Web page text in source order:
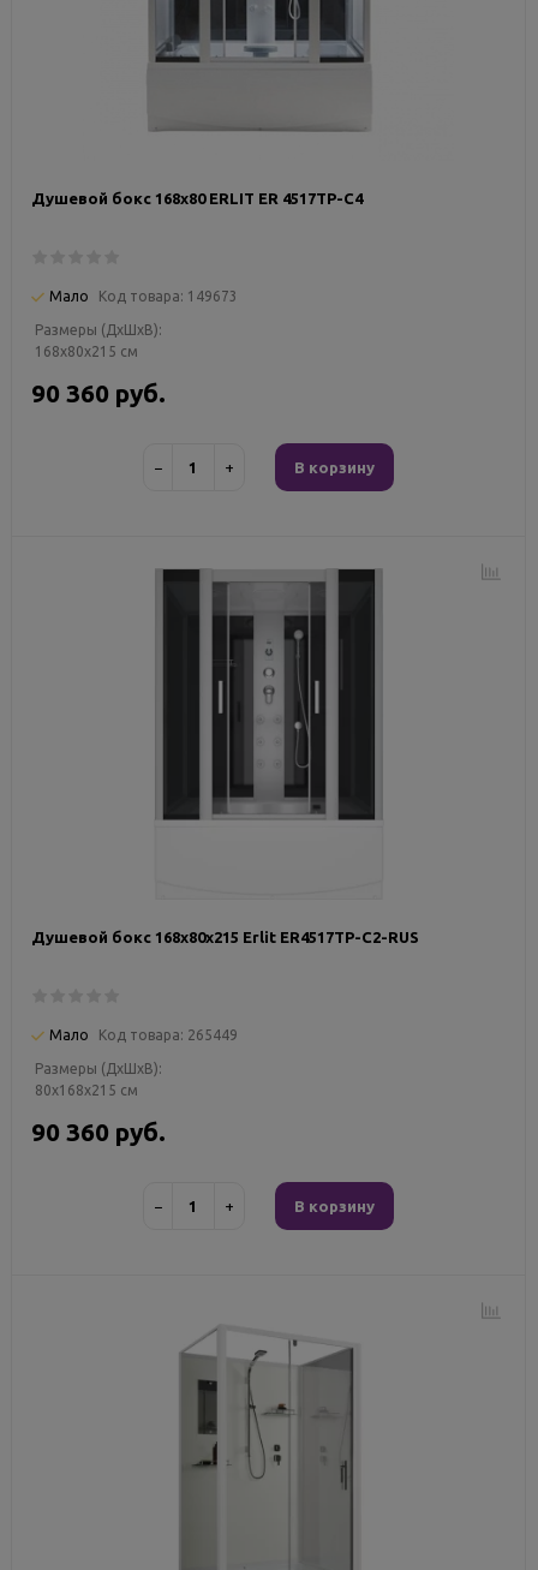
Душевой бокс 168х80 ERLIT ER 4517TP-C4
Мало Код товара: 149673
Размеры (ДxШxВ):
168x80x215 см
90 360 руб.
− + В корзину
Душевой бокс 168х80х215 Erlit ER4517TP-C2-RUS
Мало Код товара: 265449
Размеры (ДxШxВ):
80x168x215 см
90 360 руб.
− + В корзину